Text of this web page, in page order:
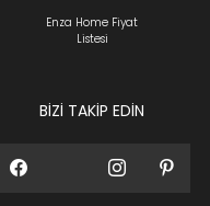
Enza Home Fiyat
Listesi
BİZİ TAKİP EDİN